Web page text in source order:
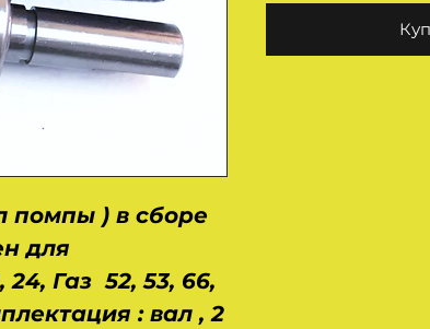
помпы ) в сборе
для
Газ 52, 53, 66,
: вал , 2